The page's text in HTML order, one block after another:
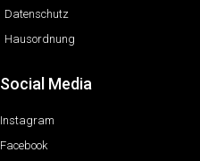
Datenschutz
Hausordnung
Social Media
Instagram
Facebook